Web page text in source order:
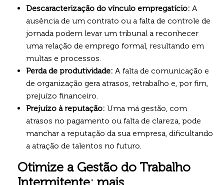
Descaracterização do vínculo empregatício: A
ausência de um contrato ou a falta de controle de
jornada podem levar um tribunal a reconhecer
uma relação de emprego formal, resultando em
multas e processos.
Perda de produtividade: A falta de comunicação e
de organização gera atrasos, retrabalho e, por fim,
prejuízo financeiro.
Prejuízo à reputação: Uma má gestão, com
atrasos no pagamento ou falta de clareza, pode
manchar a reputação da sua empresa, dificultando
a atração de talentos no futuro.
Otimize a Gestão do Trabalho